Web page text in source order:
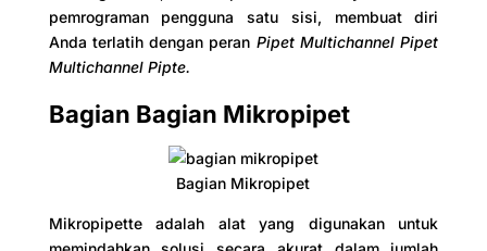
pemrograman pengguna satu sisi, membuat diri
Anda terlatih dengan peran Pipet Multichannel Pipet
Multichannel Pipte.
Bagian Bagian Mikropipet
Bagian Mikropipet
Mikropipette adalah alat yang digunakan untuk